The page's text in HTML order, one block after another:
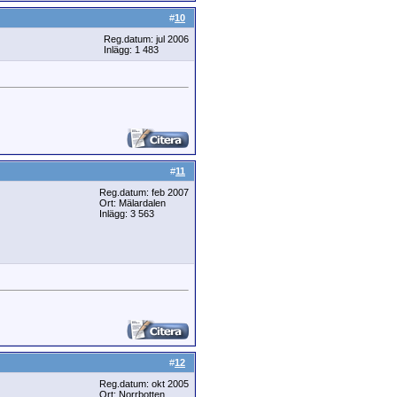
#10
Reg.datum: jul 2006
Inlägg: 1 483
#11
Reg.datum: feb 2007
Ort: Mälardalen
Inlägg: 3 563
#12
Reg.datum: okt 2005
Ort: Norrbotten